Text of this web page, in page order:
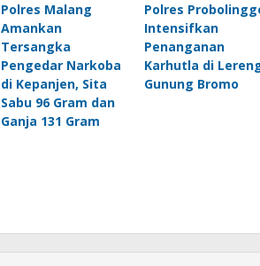
Polres Malang
Amankan
Tersangka
Pengedar Narkoba
di Kepanjen, Sita
Sabu 96 Gram dan
Ganja 131 Gram
Polres
Intensifkan
Penanganan
Karhutla di
Gunung Bromo